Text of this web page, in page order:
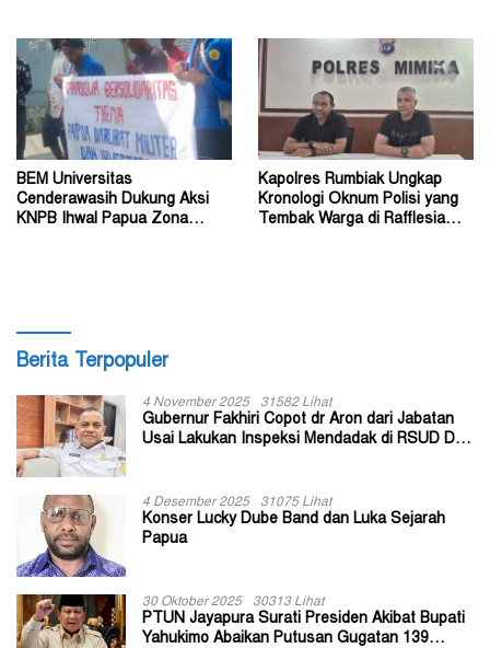
BEM Universitas
Cenderawasih Dukung Aksi
KNPB Ihwal Papua Zona
Kapolres Rumbiak Ungkap
Kronologi Oknum Polisi yang
Tembak Warga di Rafflesia
Berita Terpopuler
4 November 2025 31582 Lihat
Gubernur Fakhiri Copot dr Aron dari Jabatan
Usai Lakukan Inspeksi Mendadak di RSUD Dok
4 Desember 2025 31075 Lihat
Konser Lucky Dube Band dan Luka Sejarah
Papua
30 Oktober 2025 30313 Lihat
PTUN Jayapura Surati Presiden Akibat Bupati
Yahukimo Abaikan Putusan Gugatan 139